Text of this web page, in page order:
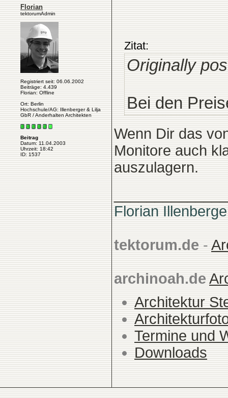
Florian
tektorumAdmin
Registriert seit: 06.06.2002
Beiträge: 4.439
Florian: Offline
Ort: Berlin
Hochschule/AG: Illenberger & Lilja
GbR / Anderhalten Architekten
Beitrag
Datum: 11.04.2003
Uhrzeit: 18:42
ID: 1537
Zitat:
Originally
Bei den
Wenn Dir das
Monitore auch
auszulagern.
Florian
tektorum.de -
archinoah.de
Architektur
Termine und
Downloads